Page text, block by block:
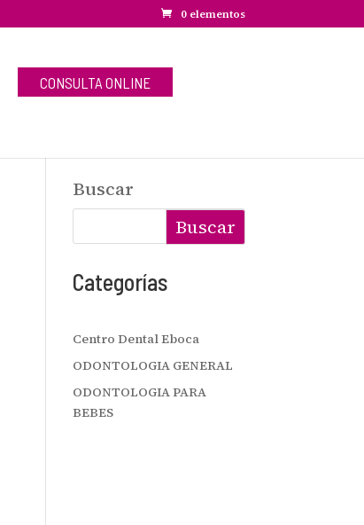
0 elementos
CONSULTA ONLINE
Buscar
Buscar
Categorías
Centro Dental Eboca
ODONTOLOGIA GENERAL
ODONTOLOGIA PARA
BEBES